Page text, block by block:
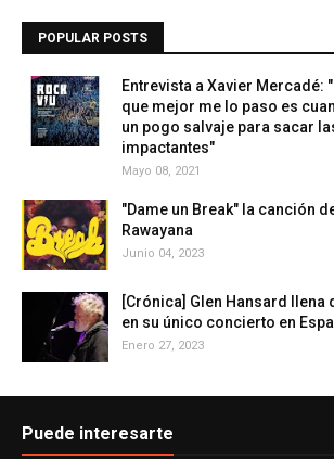
POPULAR POSTS
Entrevista a Xavier Mercadé:
que mejor me lo paso es
un pogo salvaje para sacar
impactantes"
Mayo 08, 2021
"Dame un Break" la canción
Rawayana
Junio 04, 2023
[Crónica] Glen Hansard llena
en su único concierto en
Enero 27, 2023
Puede interesarte